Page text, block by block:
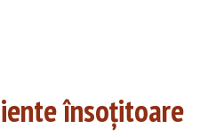
însoțitoare